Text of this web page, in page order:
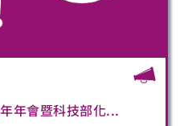
年會暨科技部化...